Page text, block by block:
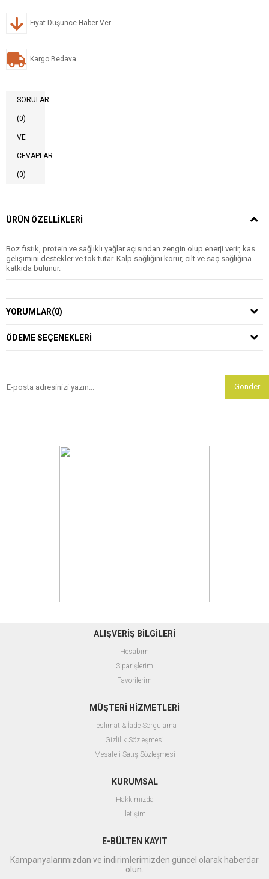
Fiyat Düşünce Haber Ver
Kargo Bedava
SORULAR
(0)
VE
CEVAPLAR
(0)
ÜRÜN ÖZELLIKLERI
Boz fıstık, protein ve sağlıklı yağlar açısından zengin olup enerji verir, kas
gelişimini destekler ve tok tutar. Kalp sağlığını korur, cilt ve saç sağlığına
katkıda bulunur.
YORUMLAR(0)
ÖDEME SEÇENEKLERI
Gönder
ALIŞVERİŞ BİLGİLERİ
Hesabım
Siparişlerim
Favorilerim
MÜŞTERİ HİZMETLERİ
Teslimat & İade Sorgulama
Gizlilik Sözleşmesi
Mesafeli Satış Sözleşmesi
KURUMSAL
Hakkımızda
İletişim
E-BÜLTEN KAYIT
Kampanyalarımızdan ve indirimlerimizden güncel olarak haberdar
olun.